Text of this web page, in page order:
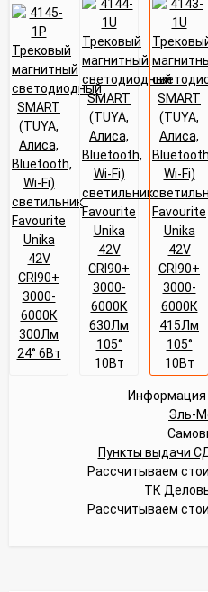
Информация
Эль-
Пункты выдачи
Рассчитываем
ТК
Рассчитываем